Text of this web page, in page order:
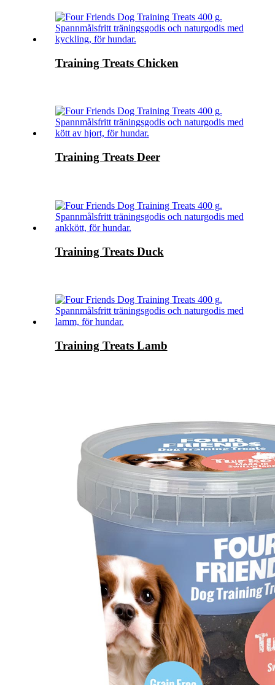
Training Treats Chicken
Training Treats Deer
Training Treats Duck
Training Treats Lamb